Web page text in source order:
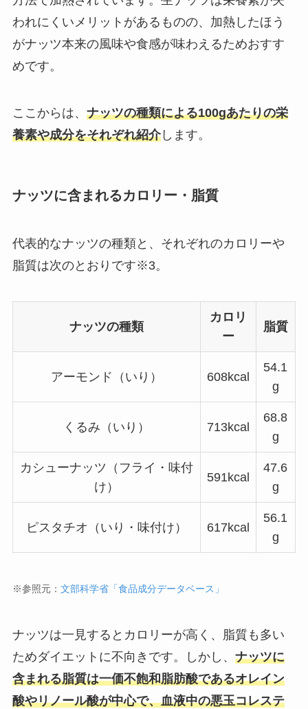
われにくいメリットがあるものの、加熱したほう
がナッツ本来の風味や食感が味わえるためおすす
めです。
ここからは、 ナッツの種類による100gあたりの栄
養素や成分をそれぞれ紹介します。
ナッツに含まれるカロリー・脂質
代表的なナッツの種類と、それぞれのカロリーや
脂質は次のとおりです※3。
ナッツの種類
カロリ
ー
脂質
アーモンド（いり） 608kcal
54.1
g
くるみ（いり） 713kcal
68.8
g
カシューナッツ（フライ・味付
け）
591kcal
47.6
g
ピスタチオ（いり・味付け） 617kcal
56.1
g
※参照元： 文部科学省「食品成分データベース」
ナッツは一見するとカロリーが高く、脂質も多い
ためダイエットに不向きです。しかし、 ナッツに
含まれる脂質は一価不飽和脂肪酸であるオレイン
酸やリノール酸が中心で、血液中の悪玉コレステ